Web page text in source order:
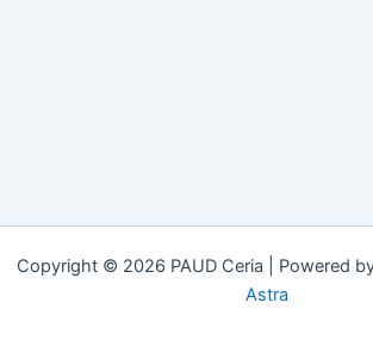
Copyright © 2026 PAUD Ceria | Powered
Astra